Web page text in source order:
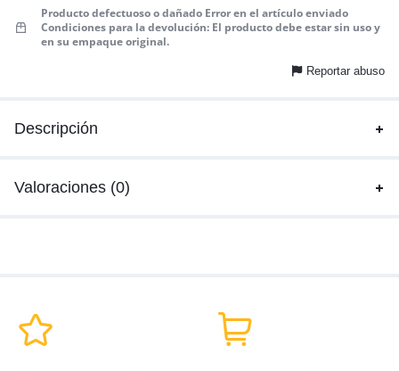
Producto defectuoso o dañado Error en el artículo enviado
Condiciones para la devolución: El producto debe estar sin uso y
en su empaque original.
Reportar abuso
Descripción
Valoraciones (0)